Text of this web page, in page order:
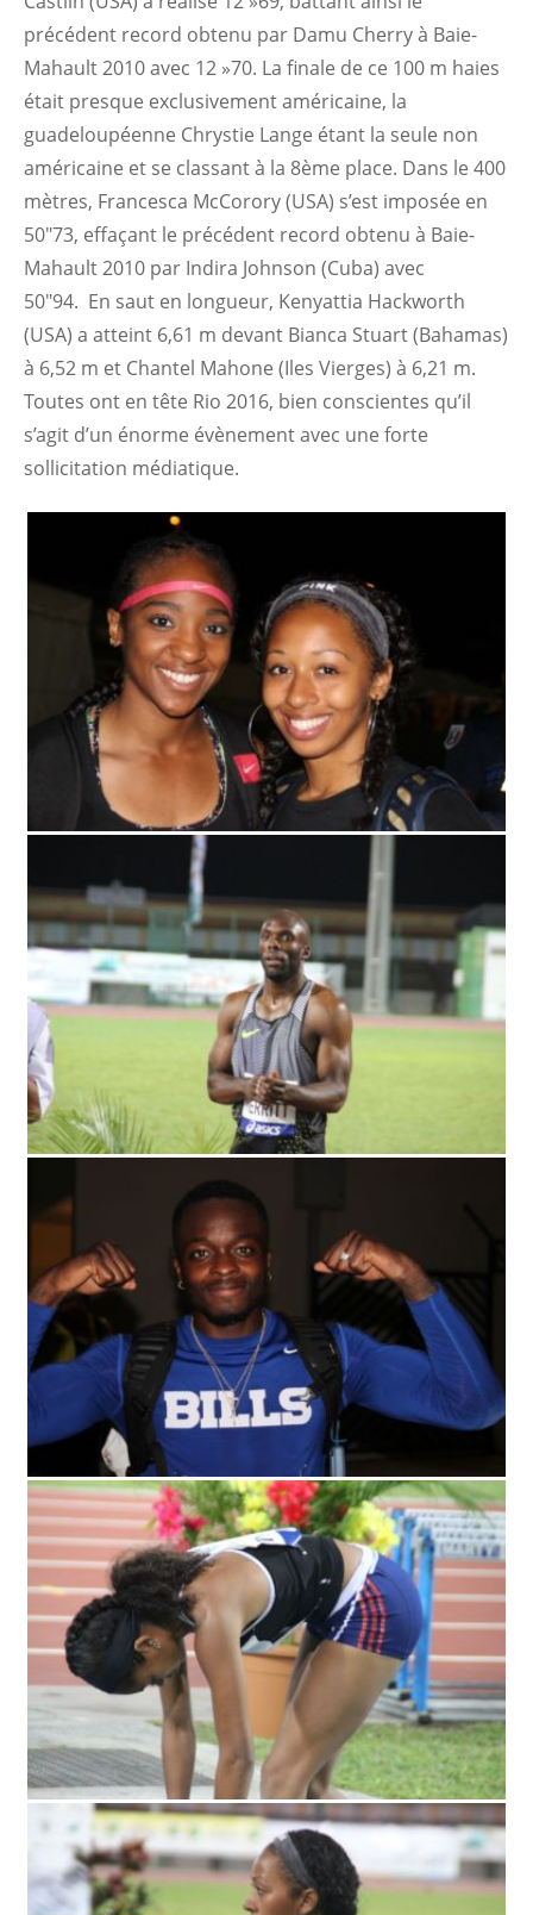
précédent record obtenu par Damu Cherry à Baie-
Mahault 2010 avec 12 »70. La finale de ce 100 m haies
était presque exclusivement américaine, la
guadeloupéenne Chrystie Lange étant la seule non
américaine et se classant à la 8ème place. Dans le 400
mètres, Francesca McCorory (USA) s’est imposée en
50″73, effaçant le précédent record obtenu à Baie-
Mahault 2010 par Indira Johnson (Cuba) avec
50″94. En saut en longueur, Kenyattia Hackworth
(USA) a atteint 6,61 m devant Bianca Stuart (Bahamas)
à 6,52 m et Chantel Mahone (Iles Vierges) à 6,21 m.
Toutes ont en tête Rio 2016, bien conscientes qu’il
s’agit d’un énorme évènement avec une forte
sollicitation médiatique.